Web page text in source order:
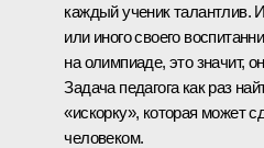
каждый ученик талантлив.
или иного своего
на олимпиаде, это значит,
Задача педагога как раз
«искорку», которая может
человеком.